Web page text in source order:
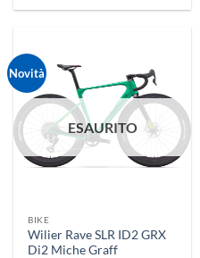
originale attuale
Novità
ESAURITO
BIKE
Wilier Rave SLR ID2 GRX
Di2 Miche Graff